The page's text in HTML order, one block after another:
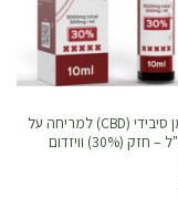
תרסיס שמן סיבידי (CBD) למריחה על
העור 10 מ"ל – חזק (30%) וויזדום